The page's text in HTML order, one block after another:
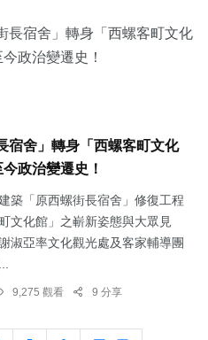
宿舍」轉身「西螺客町文化
政治變遷史！
築「原西螺街長宿舍」修復工程
文化館」之嶄新姿態與大眾見
淑亞率文化觀光處及客家輔導團
9,275 觀看 9 分享